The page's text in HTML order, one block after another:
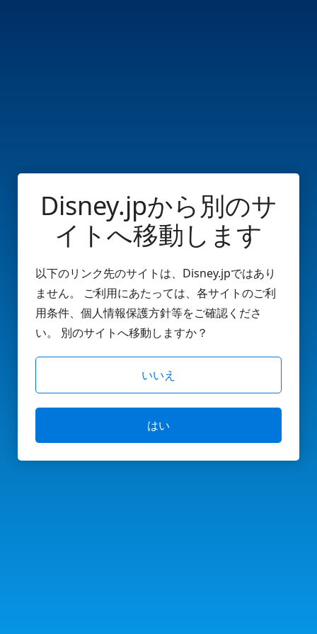
Disney.jpから別のサ
イトへ移動します
以下のリンク先のサイトは、Disney.jpではあり
ません。 ご利用にあたっては、各サイトのご利
用条件、個人情報保護方針等をご確認くださ
い。 別のサイトへ移動しますか？
いいえ
はい